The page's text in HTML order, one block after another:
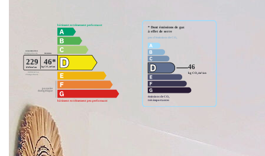
Montant estimé des dépenses annuelles d'énergie pour un
usage standard entre 1030€ et 1440€. indexées aux années
2021,2022 et 2023 (abonnement compris).